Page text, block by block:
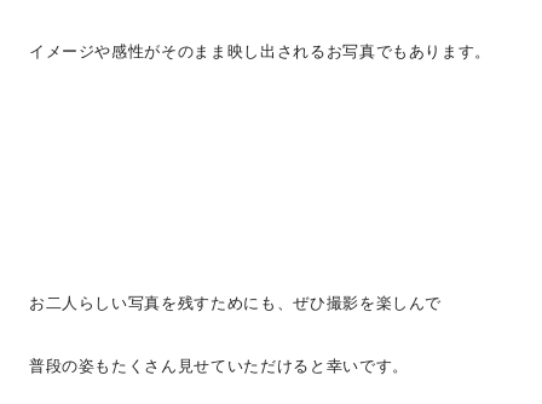
イメージや感性がそのまま映し出されるお写真でもあります。
お二人らしい写真を残すためにも、ぜひ撮影を楽しんで
普段の姿もたくさん見せていただけると幸いです。